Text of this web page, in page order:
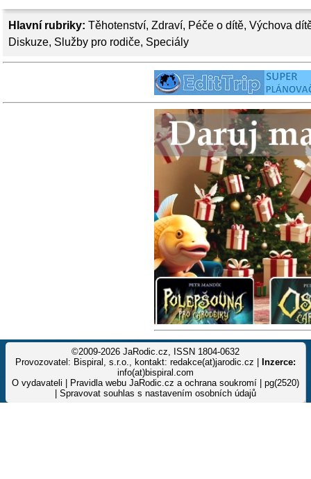
Hlavní rubriky: Těhotenství, Zdraví, Péče o dítě, Výchova
Diskuze, Služby pro rodiče, Speciály
©2009-2026 JaRodic.cz, ISSN 1804-0632
Provozovatel: Bispiral, s.r.o., kontakt: redakce(at)jarodic.cz |
Inzerce:
info(at)bispiral.com
O vydavateli
Pravidla webu JaRodic.cz a ochrana soukromí | pg(2520)
Spravovat souhlas s nastavením osobních údajů